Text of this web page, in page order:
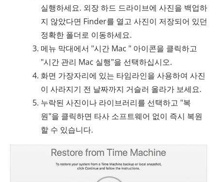
실행하세요. 외장 하드 드라이브에 사진을 백업하
지 않았다면 Finder를 열고 사진이 저장되어 있던
정확한 폴더로 이동하세요.
메뉴 막대에서 "시간 Mac " 아이콘을 클릭하고
"시간 관리 Mac 실행"을 선택하십시오.
화면 가장자리에 있는 타임라인을 사용하여 사진
이 사라지기 전 날짜까지 거슬러 올라가 보세요.
누락된 사진이나 라이브러리를 선택하고 "복
원"을 클릭하면 타사 소프트웨어 없이 즉시 복원
할 수 있습니다.